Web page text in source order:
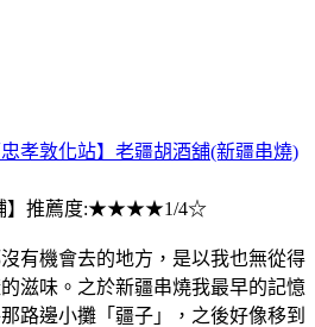
孝敦化站】老疆胡酒舖(新疆串燒)
舖】推薦度:★★★★1/4☆
有機會去的地方，是以我也無從得
滋味。之於新疆串燒我最早的記憶
路邊小攤「疆子」，之後好像移到